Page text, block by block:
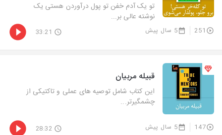
تو یک آدم خفن تو پول درآوردن هستی یک
نوشته عالی بر...
251 5 سال پیش 33:21
قبیله مربیان
این کتاب شامل توصیه های عملی و تاکتیکی از
چشمگیرتر...
147 5 سال پیش 28:32